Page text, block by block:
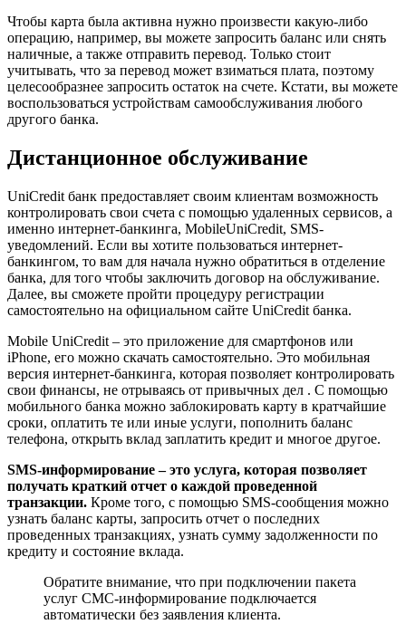
Чтобы карта была активна нужно произвести какую-либо
операцию, например, вы можете запросить баланс или снять
наличные, а также отправить перевод. Только стоит
учитывать, что за перевод может взиматься плата, поэтому
целесообразнее запросить остаток на счете. Кстати, вы можете
воспользоваться устройствам самообслуживания любого
другого банка.
Дистанционное обслуживание
UniCredit банк предоставляет своим клиентам возможность
контролировать свои счета с помощью удаленных сервисов, а
именно интернет-банкинга, MobileUniCredit, SMS-
уведомлений. Если вы хотите пользоваться интернет-
банкингом, то вам для начала нужно обратиться в отделение
банка, для того чтобы заключить договор на обслуживание.
Далее, вы сможете пройти процедуру регистрации
самостоятельно на официальном сайте UniCredit банка.
Mobile UniCredit – это приложение для смартфонов или
iPhone, его можно скачать самостоятельно. Это мобильная
версия интернет-банкинга, которая позволяет контролировать
свои финансы, не отрываясь от привычных дел . С помощью
мобильного банка можно заблокировать карту в кратчайшие
сроки, оплатить те или иные услуги, пополнить баланс
телефона, открыть вклад заплатить кредит и многое другое.
SMS-информирование – это услуга, которая позволяет
получать краткий отчет о каждой проведенной
транзакции. Кроме того, с помощью SMS-сообщения можно
узнать баланс карты, запросить отчет о последних
проведенных транзакциях, узнать сумму задолженности по
кредиту и состояние вклада.
Обратите внимание, что при подключении пакета
услуг СМС-информирование подключается
автоматически без заявления клиента.